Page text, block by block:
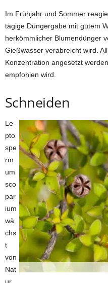
Im Frühjahr und Sommer
tägige Düngergabe mit gutem
herkömmlicher Blumendünger
Gießwasser verabreicht wird.
Konzentration angesetzt
empfohlen wird.
Schneiden
Le
pto
spe
rm
um
sco
par
ium
wä
chs
t
von
Nat